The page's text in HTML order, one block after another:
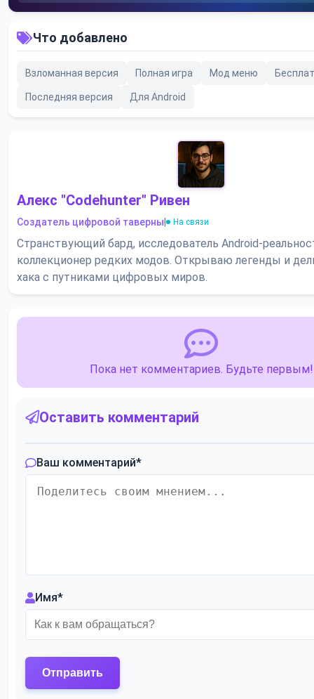
Что добавлено
Взломанная версия Полная игра Мод меню
Последняя версия Для Android
Алекс "Codehunter" Ривен
Создатель цифровой таверны На связи
Странствующий бард, исследователь Android-
коллекционер редких модов. Открываю легенды и
хака с путниками цифровых миров.
Пока нет комментариев. Будьте первым!
Оставить комментарий
Ваш комментарий*
Имя*